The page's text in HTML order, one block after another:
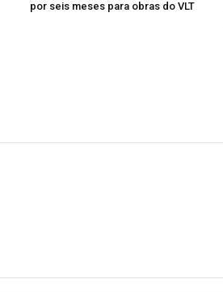
por seis meses para obras do VLT